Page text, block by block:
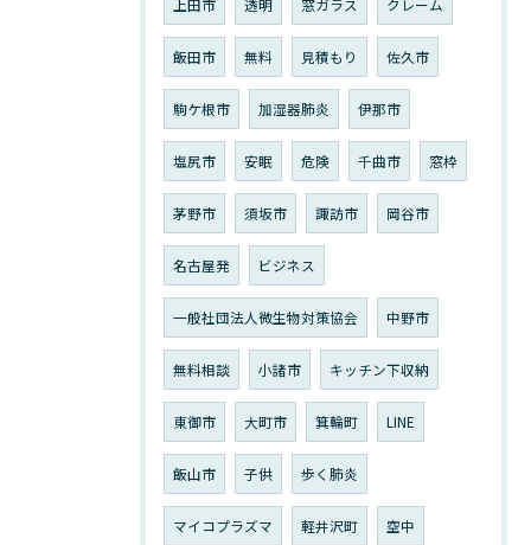
上田市 透明 窓ガラス クレーム
飯田市 無料 見積もり 佐久市
駒ケ根市 加湿器肺炎 伊那市
塩尻市 安眠 危険 千曲市 窓枠
茅野市 須坂市 諏訪市 岡谷市
名古屋発 ビジネス
一般社団法人微生物対策協会 中野市
無料相談 小諸市 キッチン下収納
東御市 大町市 箕輪町 LINE
飯山市 子供 歩く肺炎
マイコプラズマ 軽井沢町 空中